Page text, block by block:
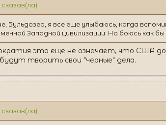
Бульдозер, я все еще улыбаюсь, когда
Западной цивилизации. Но боюсь как
это еще не означает, что США
творить свои "черные" дела.